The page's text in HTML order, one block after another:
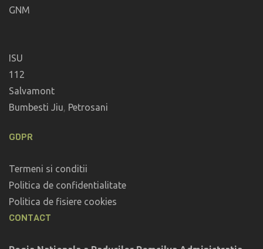
GNM
ISU
112
Salvamont
Bumbesti Jiu, Petrosani
GDPR
Termeni si conditii
Politica de confidentialitate
Politica de fisiere cookies
CONTACT